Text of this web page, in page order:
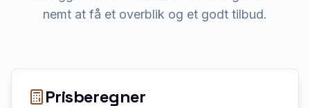
nemt at få et overblik og et godt tilbud.
Prisberegner